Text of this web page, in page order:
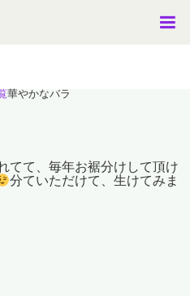
華やかなバラ
てて、毎年お裾分けして頂け
分ていただけて、生けてみま